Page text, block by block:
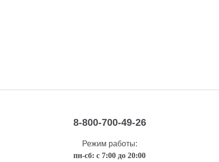
8-800-700-49-26
Режим работы:
пн-сб: с 7:00 до 20:00